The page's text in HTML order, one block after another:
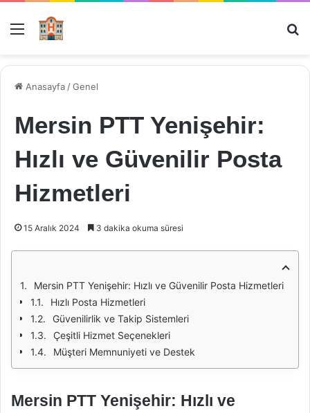
Menü
Anasayfa /Genel
Mersin PTT Yenişehir:
Hızlı ve Güvenilir Posta
Hizmetleri
15 Aralık 2024 3 dakika okuma süresi
Mersin PTT Yenişehir: Hızlı ve Güvenilir Posta Hizmetleri
Hızlı Posta Hizmetleri
Güvenilirlik ve Takip Sistemleri
Çeşitli Hizmet Seçenekleri
Müşteri Memnuniyeti ve Destek
Mersin PTT Yenişehir: Hızlı ve